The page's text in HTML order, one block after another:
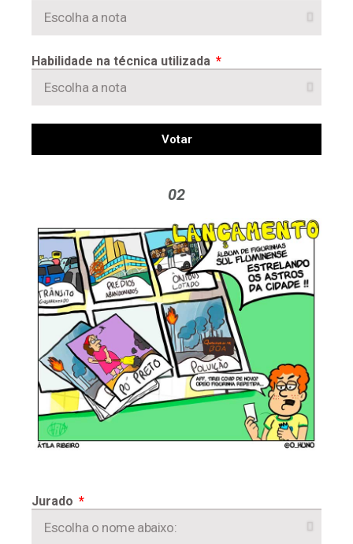
Habilidade na técnica utilizada
Votar
02
Jurado